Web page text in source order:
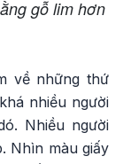
gỗ lim hơn
về những thứ
nhiều người
Nhiều người
Nhìn màu giấy